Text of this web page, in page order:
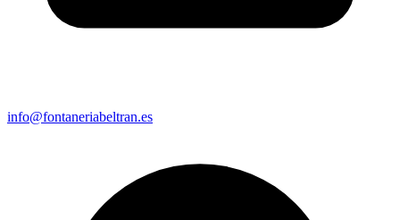
info@fontaneriabeltran.es